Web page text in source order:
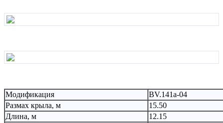
Модификация
ВV.141a-04
Размах крыла, м
15.50
Длина, м
12.15